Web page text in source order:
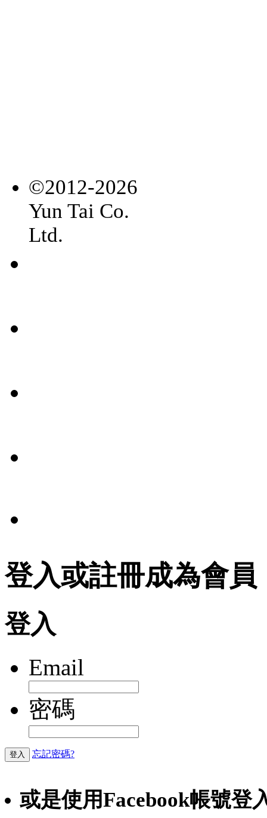
©2012-2026
Yun Tai Co.
Ltd.
登入或註冊成為會員
登入
Email
密碼
登入 忘記密碼?
或是使用Facebook帳號登